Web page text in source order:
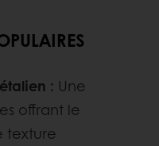
: Une
offrant le
texture